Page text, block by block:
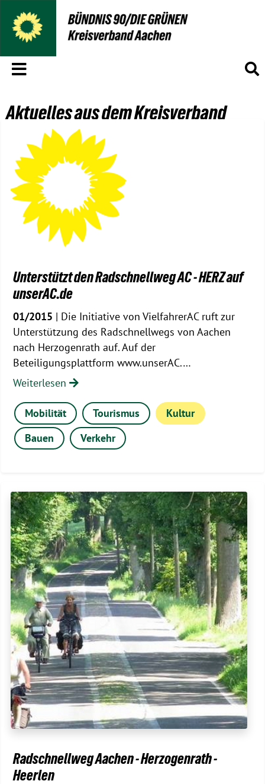
Menü
Aktuelles aus dem Kreisverband
Unterstützt den Radschnellweg AC - HERZ auf
unserAC.de
01/2015 | Die Initiative von VielfahrerAC ruft zur
Unterstützung des Radschnellwegs von Aachen
nach Herzogenrath auf. Auf der
Beteiligungsplattform www.unserAC.…
Weiterlesen
Mobilität Tourismus
Kultur
Bauen
Verkehr
Radschnellweg Aachen - Herzogenrath -
Heerlen